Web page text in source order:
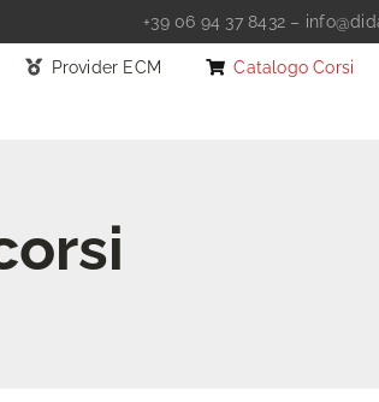
+39 06 94 37 8432 –
Provider ECM Catalogo Corsi